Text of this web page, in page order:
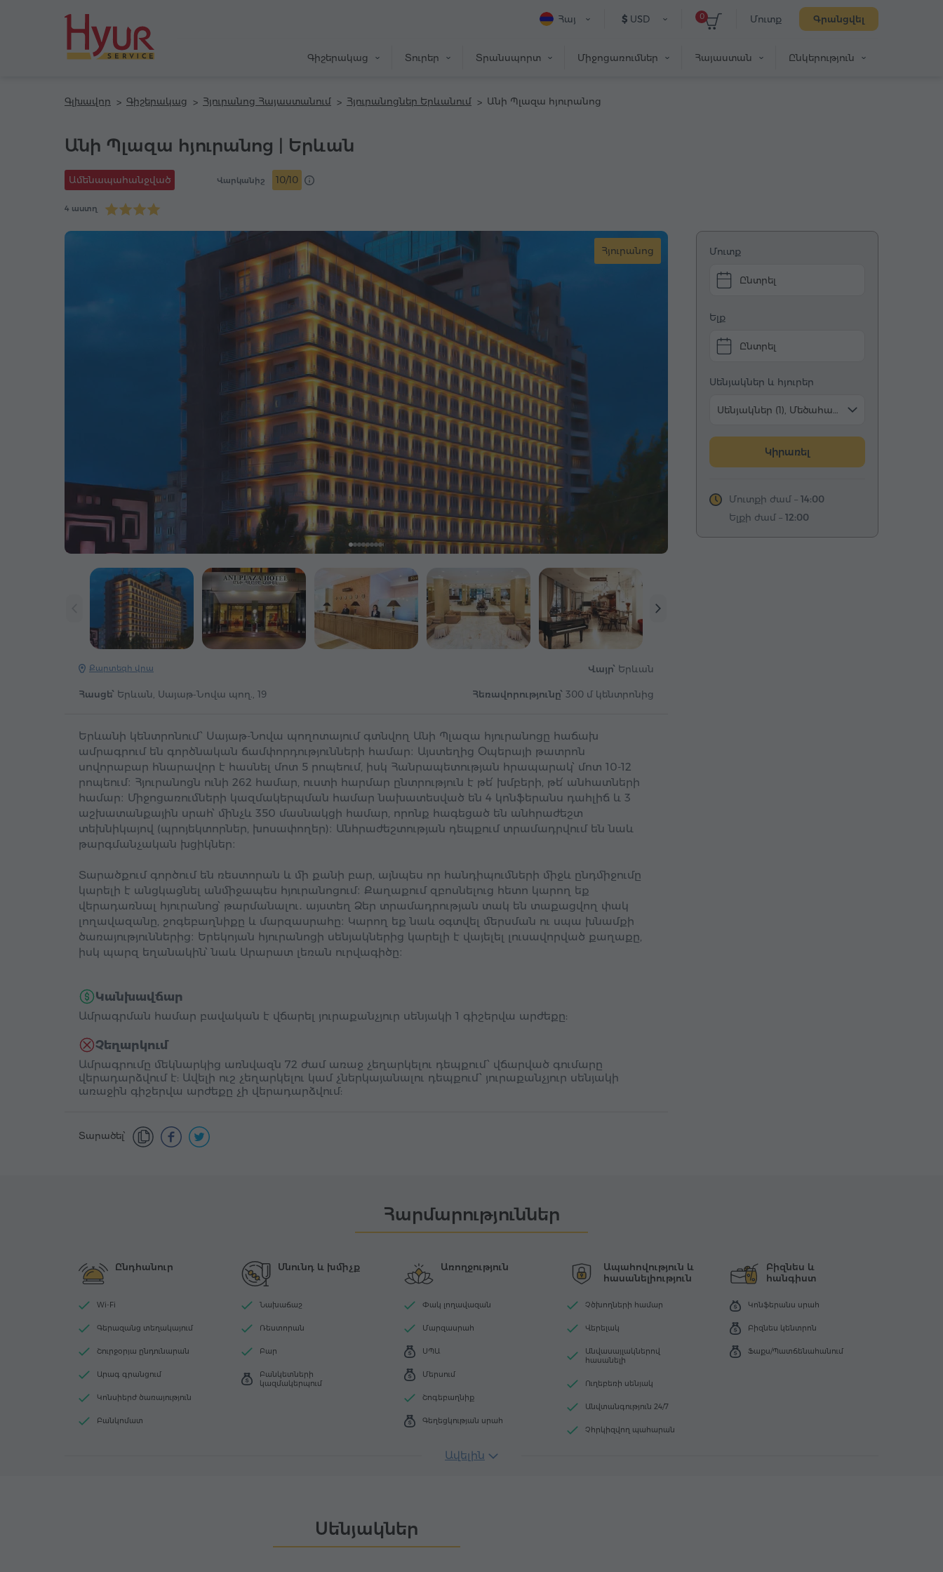
Մուտք Գրանցվել
0
$ USD
Հայ
Գիշերակաց Տուրեր Տրանսպորտ Միջոցառումներ Հայաստան Ընկերություն
Գլխավոր Գիշերակաց Հյուրանոց Հայաստանում Հյուրանոցներ Երևանում Անի Պլազա հյուրանոց
Անի Պլազա հյուրանոց | Երևան
Ամենապահանջված
4 աստղ
Վարկանիշ 10/10
Հյուրանոց
Քարտեզի վրա Վայր՝ Երևան
Հասցե՝ Երևան, Սայաթ-Նովա պող., 19 Հեռավորությունը՝ 300 մ կենտրոնից
Երևանի կենտրոնում՝ Սայաթ-Նովա պողոտայում գտնվող Անի Պլազա հյուրանոցը հաճախ
ամրագրում են գործնական ճամփորդությունների համար։ Այստեղից Օպերայի թատրոն
սովորաբար հնարավոր է հասնել մոտ 5 րոպեում, իսկ Հանրապետության հրապարակ՝ մոտ 10-12
րոպեում։ Հյուրանոցն ունի 262 համար, ուստի հարմար ընտրություն է թե՛ խմբերի, թե՛ անհատների
համար։ Միջոցառումների կազմակերպման համար նախատեսված են 4 կոնֆերանս դահլիճ և 3
աշխատանքային սրահ՝ մինչև 350 մասնակցի համար, որոնք հագեցած են անհրաժեշտ
տեխնիկայով (պրոյեկտորներ, խոսափողեր)։ Անհրաժեշտության դեպքում տրամադրվում են նաև
թարգմանչական խցիկներ։
Տարածքում գործում են ռեստորան և մի քանի բար, այնպես որ հանդիպումների միջև ընդմիջումը
կարելի է անցկացնել անմիջապես հյուրանոցում։ Քաղաքում զբոսնելուց հետո կարող եք
վերադառնալ հյուրանոց՝ թարմանալու․ այստեղ Ձեր տրամադրության տակ են տաքացվող փակ
լողավազանը, շոգեբաղնիքը և մարզասրահը։ Կարող եք նաև օգտվել մերսման ու սպա խնամքի
ծառայություններից։ Երեկոյան հյուրանոցի սենյակներից կարելի է վայելել լուսավորված քաղաքը,
իսկ պարզ եղանակին՝ նաև Արարատ լեռան ուրվագիծը։
Կանխավճար
Ամրագրման համար բավական է վճարել յուրաքանչյուր սենյակի 1 գիշերվա արժեքը:
Չեղարկում
Ամրագրումը մեկնարկից առնվազն 72 ժամ առաջ չեղարկելու դեպքում՝ վճարված գումարը
վերադարձվում է: Ավելի ուշ չեղարկելու կամ չներկայանալու դեպքում՝ յուրաքանչյուր սենյակի
առաջին գիշերվա արժեքը չի վերադարձվում:
Տարածել՝
Մուտք
Ընտրել
Ելք
Ընտրել
Սենյակներ և հյուրեր
Սենյակներ (1), Մեծահասակ (2)
Կիրառել
Մուտքի ժամ – 14:00
Ելքի ժամ – 12:00
Հարմարություններ
Ընդհանուր
Wi-Fi
Գերազանց տեղակայում
Շուրջօրյա ընդունարան
Արագ գրանցում
Կոնսիերժ ծառայություն
Բանկոմատ
Սնունդ և խմիչք
Նախաճաշ
Ռեստորան
Բար
Բանկետների
կազմակերպում
Առողջություն
Փակ լողավազան
Մարզասրահ
ՍՊԱ
Մերսում
Շոգեբաղնիք
Գեղեցկության սրահ
Ապահովություն և
հասանելիություն
Չծխողների համար
Վերելակ
Անվասայլակներով
հասանելի
Ուղեբեռի սենյակ
Անվտանգություն 24/7
Չհրկիզվող պահարան
Բիզնես և
հանգիստ
Կոնֆերանս սրահ
Բիզնես կենտրոն
Ֆաքս/Պատճենահանում
Ավելին
Սենյակներ